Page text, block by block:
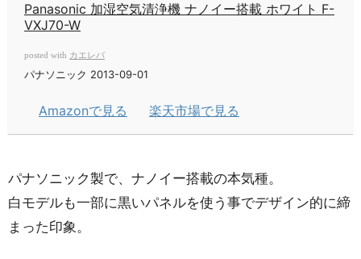
Panasonic 加湿空気清浄機 ナノイー搭載 ホワイト F-
VXJ70-W
posted with カエレバ
パナソニック 2013-09-01
Amazonで見る 楽天市場で見る
パナソニック製で、ナノイー搭載の本気種。
白モデルも一部に黒いパネルを使う事でデザイン的に締
まった印象。